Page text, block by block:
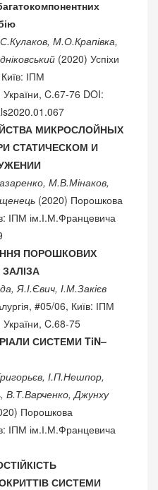
М.О.Крапівка,
(2020) Успіхи
ІПМ
C.67-76 DOI:
МИКРОСЛОЙНЫХ
СТАТИЧЕСКОМ И
М.В.Мінаков,
(2020) Порошкова
ІПМ ім.І.М.Францевича
ПОРОШКОВИХ
Я.І.Євич, І.М.Закієв
#05/06, Київ: ІПМ
C.68-75
СИСТЕМИ TiN–
І.П.Нешпор,
В.Т.Варченко, Джунху
Порошкова
ІПМ ім.І.М.Францевича
СИСТЕМИ